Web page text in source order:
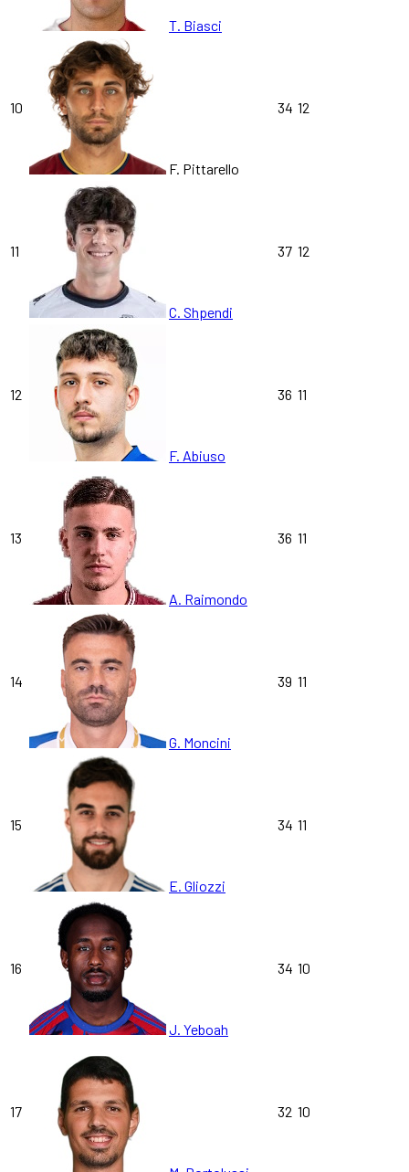
T. Biasci
10
F. Pittarello
34 12
11
C. Shpendi
37 12
12
F. Abiuso
36 11
13
A. Raimondo
36 11
14
G. Moncini
39 11
15
E. Gliozzi
34 11
16
J. Yeboah
34 10
17 32 10